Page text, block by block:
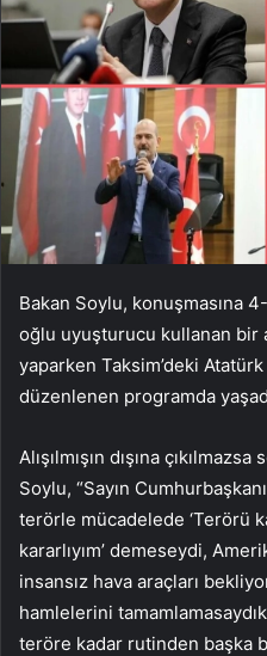
Bakan Soylu, konuşmasına
oğlu uyuşturucu kullanan bir
yaparken Taksim’deki
düzenlenen programda
Alışılmışın dışına
Soylu, “Sayın
terörle mücadelede ‘Terörü
kararlıyım’ demeseydi,
insansız hava araçları
hamlelerini
teröre kadar rutinden başka